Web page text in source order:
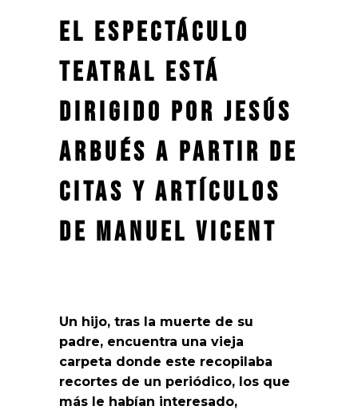
El espectáculo
teatral está
dirigido por Jesús
Arbués a partir de
citas y artículos
de Manuel Vicent
Un hijo, tras la muerte de su
padre, encuentra una vieja
carpeta donde este recopilaba
recortes de un periódico, los que
más le habían interesado,